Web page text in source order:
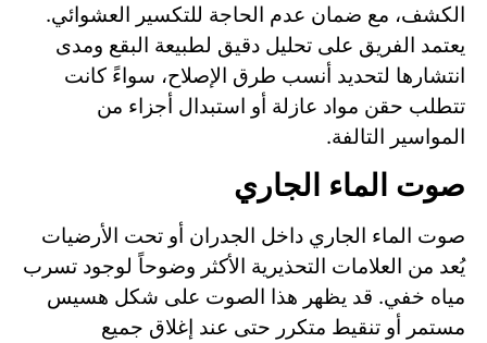
الكشف، مع ضمان عدم الحاجة للتكسير العشوائي.
يعتمد الفريق على تحليل دقيق لطبيعة البقع ومدى
انتشارها لتحديد أنسب طرق الإصلاح، سواءً كانت
تتطلب حقن مواد عازلة أو استبدال أجزاء من
المواسير التالفة.
صوت الماء الجاري
صوت الماء الجاري داخل الجدران أو تحت الأرضيات
يُعد من العلامات التحذيرية الأكثر وضوحاً لوجود تسرب
مياه خفي. قد يظهر هذا الصوت على شكل هسيس
مستمر أو تنقيط متكرر حتى عند إغلاق جميع